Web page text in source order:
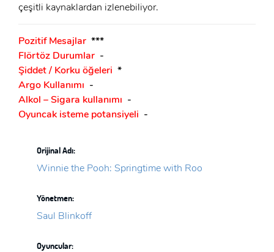
çeşitli kaynaklardan izlenebiliyor.
Pozitif Mesajlar ***
Flörtöz Durumlar -
Şiddet / Korku öğeleri *
Argo Kullanımı -
Alkol – Sigara kullanımı -
Oyuncak isteme potansiyeli -
Orijinal Adı:
Winnie the Pooh: Springtime with Roo
Yönetmen:
Saul Blinkoff
Oyuncular: